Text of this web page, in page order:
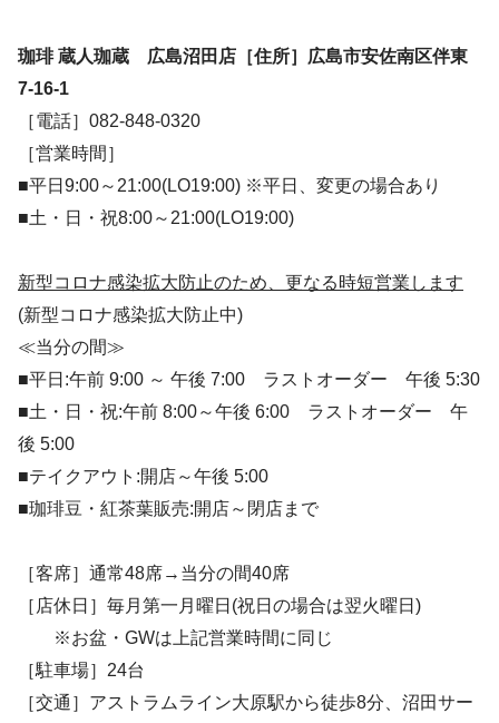
珈琲 蔵人珈蔵 広島沼田店 ［住所］広島市安佐南区伴東
7-16-1
［電話］082-848-0320
［営業時間］
■平日9:00～21:00(LO19:00) ※平日、変更の場合あり
■土・日・祝8:00～21:00(LO19:00)
新型コロナ感染拡大防止のため、更なる時短営業します
(新型コロナ感染拡大防止中)
≪当分の間≫
■平日:午前 9:00 ～ 午後 7:00 ラストオーダー 午後 5:30
■土・日・祝:午前 8:00～午後 6:00 ラストオーダー 午
後 5:00
■テイクアウト:開店～午後 5:00
■珈琲豆・紅茶葉販売:開店～閉店まで
［客席］通常48席→当分の間40席
［店休日］毎月第一月曜日(祝日の場合は翌火曜日)
※お盆・GWは上記営業時間に同じ
［駐車場］24台
［交通］アストラムライン大原駅から徒歩8分、沼田サー